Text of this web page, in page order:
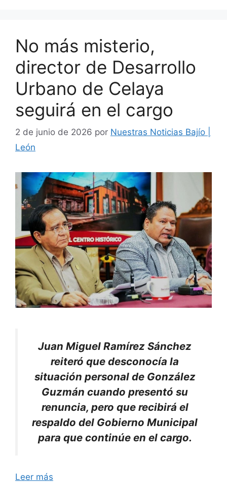
No más misterio,
director de Desarrollo
Urbano de Celaya
seguirá en el cargo
2 de junio de 2026 por Nuestras Noticias Bajío |
León
Juan Miguel Ramírez Sánchez
reiteró que desconocía la
situación personal de González
Guzmán cuando presentó su
renuncia, pero que recibirá el
respaldo del Gobierno Municipal
para que continúe en el cargo.
Leer más